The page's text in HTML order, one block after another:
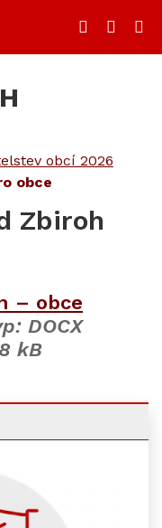
+420 373
obcí 2026
obce
Zbiroh
– obce
DOCX
kB